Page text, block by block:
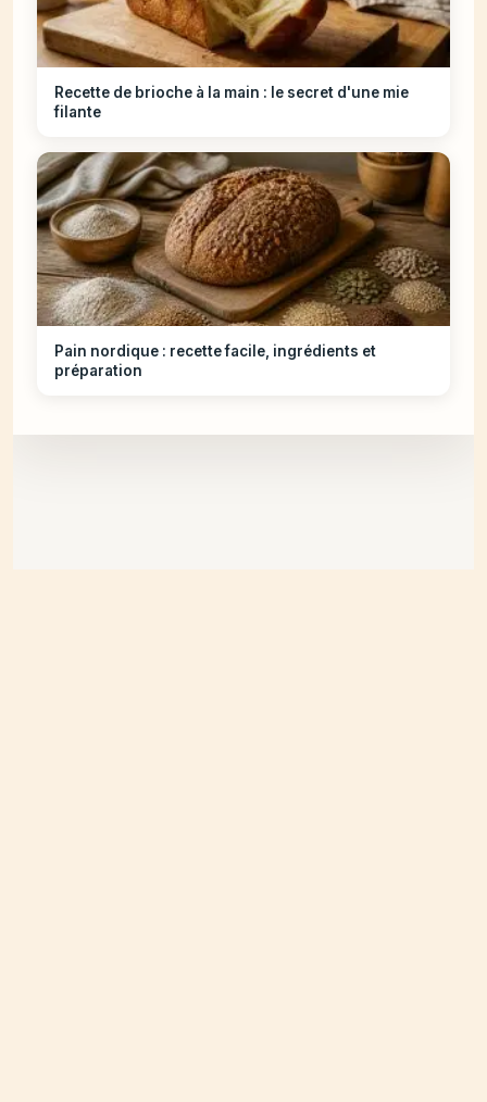
Recette de brioche à la main : le secret d'une mie
filante
Pain nordique : recette facile, ingrédients et
préparation